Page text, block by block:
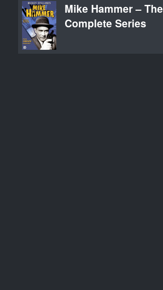
Mike Hammer – The
Complete Series